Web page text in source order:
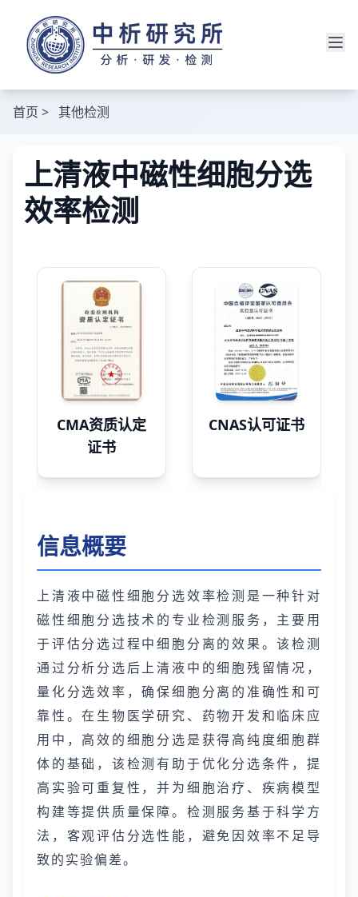
首页 > 其他检测
上清液中磁性细胞分选
效率检测
CMA资质认定
证书
CNAS认可证书
信息概要
上清液中磁性细胞分选效率检测是一种针对
磁性细胞分选技术的专业检测服务，主要用
于评估分选过程中细胞分离的效果。该检测
通过分析分选后上清液中的细胞残留情况，
量化分选效率，确保细胞分离的准确性和可
靠性。在生物医学研究、药物开发和临床应
用中，高效的细胞分选是获得高纯度细胞群
体的基础，该检测有助于优化分选条件，提
高实验可重复性，并为细胞治疗、疾病模型
构建等提供质量保障。检测服务基于科学方
法，客观评估分选性能，避免因效率不足导
致的实验偏差。